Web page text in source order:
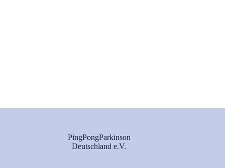
PingPongParkinson
Deutschland e.V.